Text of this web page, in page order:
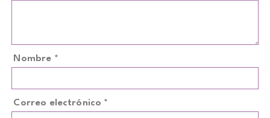
Nombre *
Correo electrónico *